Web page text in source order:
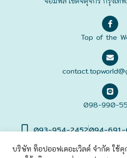
Top of the
098-990-
093-954-2452094-691-
บริษัท ท็อปออฟเดอะเวิลด์ จำกัด ใช้
ฮอกไกโด